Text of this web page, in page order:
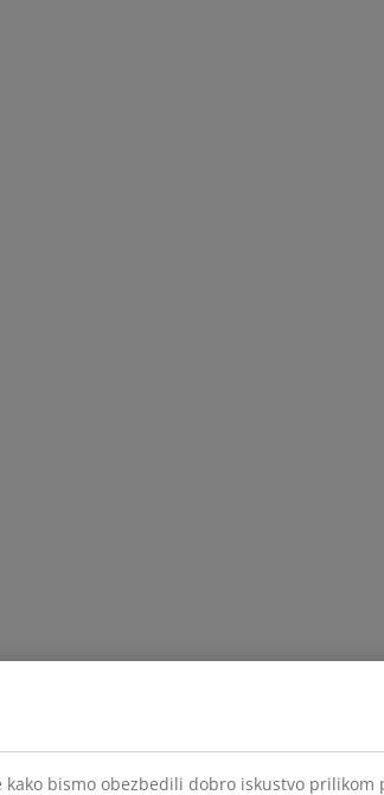
bismo obezbedili dobro iskustvo prilikom